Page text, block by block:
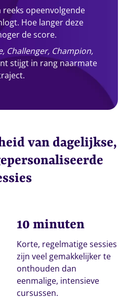
reeks opeenvolgende
Hoe langer deze
de score.
Challenger, Champion,
stijgt in rang naarmate
van dagelijkse,
10 minuten
Korte, regelmatige sessies
zijn veel gemakkelijker te
onthouden dan
eenmalige, intensieve
cursussen.